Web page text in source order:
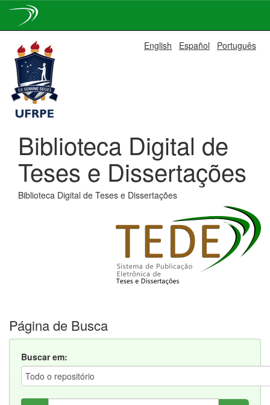
navigation
English Español Português
Biblioteca Digital de
Teses e Dissertações
Biblioteca Digital de Teses e Dissertações
Página de Busca
Buscar em: